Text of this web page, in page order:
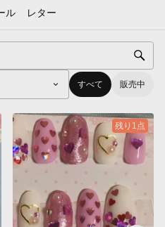
ル レター
すべて 販売中
残り1点